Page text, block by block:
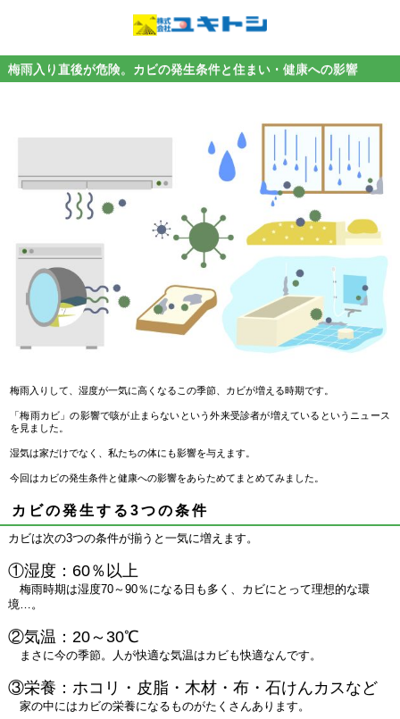
梅雨入り直後が危険。カビの発生条件と住まい・健康への影響
梅雨入りして、湿度が一気に高くなるこの季節、カビが増える時期です。
「梅雨カビ」の影響で咳が止まらないという外来受診者が増えているというニュース
を見ました。
湿気は家だけでなく、私たちの体にも影響を与えます。
今回はカビの発生条件と健康への影響をあらためてまとめてみました。
カビの発生する3つの条件
カビは次の3つの条件が揃うと一気に増えます。
①湿度：60％以上
梅雨時期は湿度70～90％になる日も多く、カビにとって理想的な環
境…。
②気温：20～30℃
まさに今の季節。人が快適な気温はカビも快適なんです。
③栄養：ホコリ・皮脂・木材・布・石けんカスなど
家の中にはカビの栄養になるものがたくさんあります。